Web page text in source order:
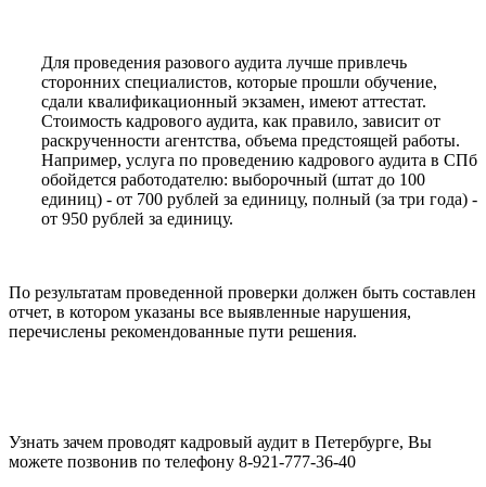
Для проведения разового аудита лучше привлечь
сторонних специалистов, которые прошли обучение,
сдали квалификационный экзамен, имеют аттестат.
Стоимость кадрового аудита, как правило, зависит от
раскрученности агентства, объема предстоящей работы.
Например, услуга по проведению кадрового аудита в СПб
обойдется работодателю: выборочный (штат до 100
единиц) - от 700 рублей за единицу, полный (за три года) -
от 950 рублей за единицу.
По результатам проведенной проверки должен быть составлен
отчет, в котором указаны все выявленные нарушения,
перечислены рекомендованные пути решения.
Узнать зачем проводят кадровый аудит в Петербурге, Вы
можете позвонив по телефону 8-921-777-36-40